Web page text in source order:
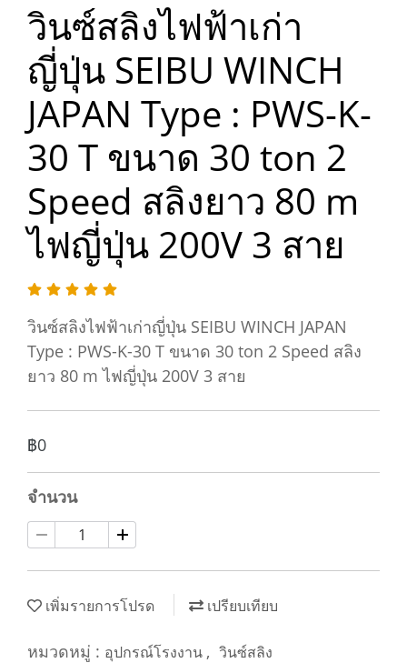
วินซ์สลิงไฟฟ้าเก่า
ญี่ปุ่น SEIBU WINCH
JAPAN Type : PWS-K-
30 T ขนาด 30 ton 2
Speed สลิงยาว 80 m
ไฟญี่ปุ่น 200V 3 สาย
วินซ์สลิงไฟฟ้าเก่าญี่ปุ่น SEIBU WINCH JAPAN
Type : PWS-K-30 T ขนาด 30 ton 2 Speed สลิง
ยาว 80 m ไฟญี่ปุ่น 200V 3 สาย
฿0
จำนวน
เพิ่มรายการโปรด เปรียบเทียบ
หมวดหมู่ : อุปกรณ์โรงงาน , วินซ์สลิง